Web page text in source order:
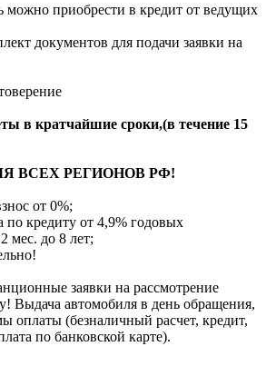
можно приобрести в кредит от ведущих
документов для подачи заявки на
в кратчайшие сроки,(в течение 15
ВСЕХ РЕГИОНОВ РФ!
от 0%;
по кредиту от 4,9% годовых
мес. до 8 лет;
заявки на рассмотрение
Выдача автомобиля в день обращения,
оплаты (безналичный расчет, кредит,
по банковской карте).